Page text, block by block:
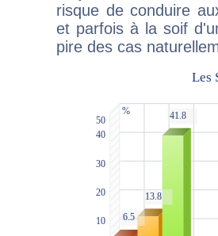
risque de conduire
et parfois à la soif
pire des cas